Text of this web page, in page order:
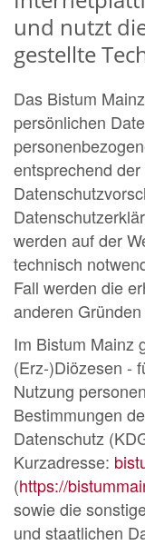
und nutzt
gestellte
Das Bistum
persönlichen
entsprechend
werden auf der
technisch
Fall werden die
anderen
Im Bistum Mainz
(Erz-)Diözesen -
Nutzung
Bestimmungen
Datenschutz
Kurzadresse:
(https://
sowie die
und staatlichen